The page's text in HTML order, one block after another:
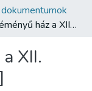
[Csavart kéményű ház a XII. kerületi Költő utcában]
XII.